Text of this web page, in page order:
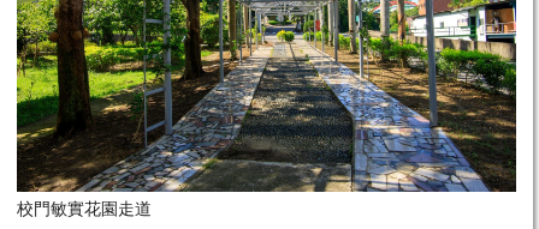
校門敏實花園走道